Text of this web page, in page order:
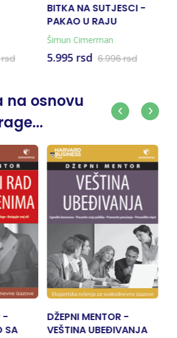
-
rsd
VOLI ME VIŠE OD SVEGA
NA SVIJETU
Mira Furlan
1.793 rsd 1.991 rsd
na osnovu
-
DŽEPNI MENTOR -
UPRAVLJANJE